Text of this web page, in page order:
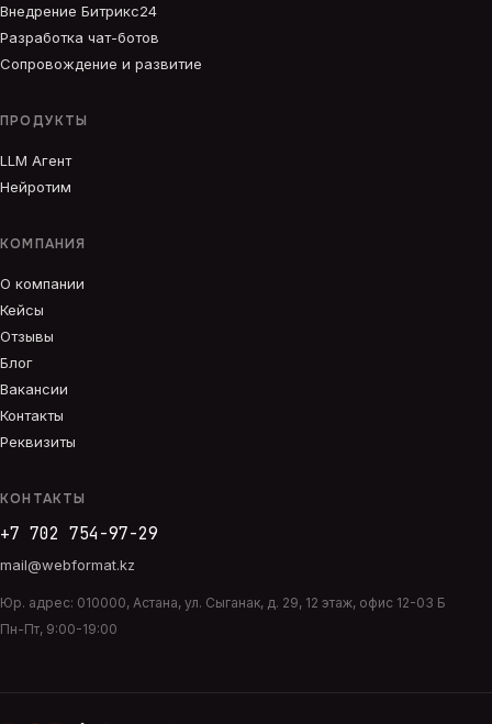
Внедрение Битрикс24
Разработка чат-ботов
Сопровождение и развитие
ПРОДУКТЫ
LLM Агент
Нейротим
КОМПАНИЯ
О компании
Кейсы
Отзывы
Блог
Вакансии
Контакты
Реквизиты
КОНТАКТЫ
+7 702 754-97-29
mail@webformat.kz
Юр. адрес: 010000, Астана, ул. Сыганак, д. 29, 12 этаж, офис 12-03 Б
Пн-Пт, 9:00-19:00